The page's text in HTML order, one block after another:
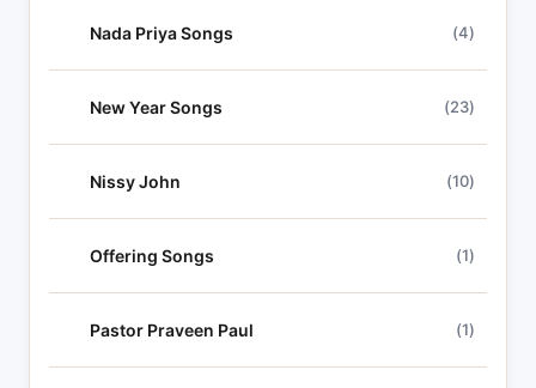
Nada Priya Songs (4)
New Year Songs (23)
Nissy John (10)
Offering Songs (1)
Pastor Praveen Paul (1)